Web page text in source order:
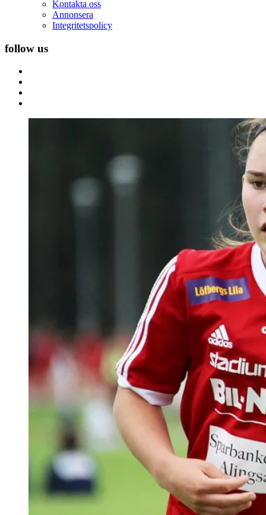
Kontakta oss
Annonsera
Integritetspolicy
follow us